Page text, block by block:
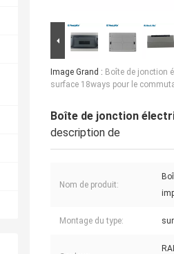
Image Grand : Boîte de jonction
surface 18ways pour le
Boîte de jonction
description de
Nom de produit:
Montage du type: